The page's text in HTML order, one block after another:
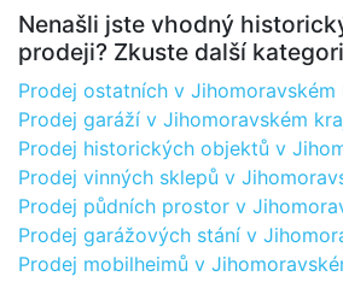
Nenašli jste vhodný
prodeji? Zkuste další
Prodej ostatních v Jihomoravském
Prodej garáží v Jihomoravském
Prodej historických objektů v
Prodej vinných sklepů v
Prodej půdních prostor v
Prodej garážových stání v
Prodej mobilheimů v